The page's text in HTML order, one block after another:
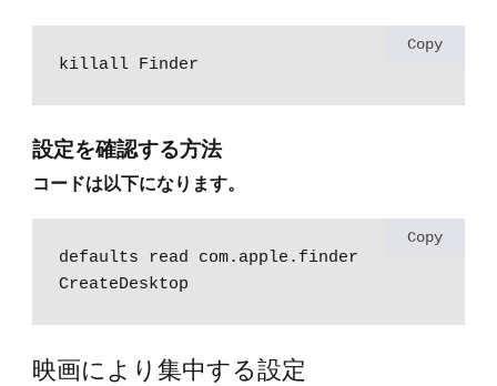
killall Finder
Copy
設定を確認する方法
コードは以下になります。
defaults read com.apple.finder
CreateDesktop
Copy
映画により集中する設定